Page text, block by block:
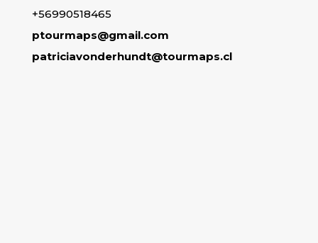
+56990518465
ptourmaps@gmail.com
patriciavonderhundt@tourmaps.cl